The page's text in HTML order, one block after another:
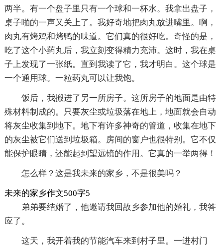
两半。有一个盘子里只有一个球和一杯水。我拿出盘子，
桌子啪的一声又关上了。我好奇地把肉丸放进嘴里。啊，
肉丸有烤鸡和烤鸭的味道。它们真的很好吃。奇怪的是，
吃了这个小药丸后，我立刻变得精力充沛。这时，我在桌
子上发现了一张纸。直到我读了它，我才明白。这个球是
一个通用球。一粒药丸可以让我饱。
饭后，我搬进了另一所房子。这所房子的地面是由特
殊材料制成的。只要灰尘或垃圾落在地上，地面就会自动
将灰尘收集到地下。地下有许多神奇的管道，收集在地下
的灰尘被它们送到垃圾箱。房间的窗户也很特别。它不仅
能保护眼睛，还能起到望远镜的作用。它真的一举两得！
怎么样？这是我未来的家乡，不是很美吗？
未来的家乡作文500字5
弟弟要结婚了，他邀请我回故乡参加他的婚礼，我答
应了。
这天，我开着我的节能汽车来到村子里。一进村门